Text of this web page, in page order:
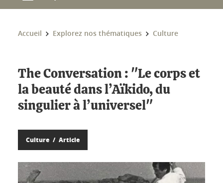
Vous êtes ici :
Accueil Explorez nos thématiques Culture
The Conversation : "Le corps et
la beauté dans l’Aïkido, du
singulier à l’universel"
Culture Article